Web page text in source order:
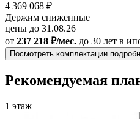
4 369 068 ₽
Держим сниженные
цены до 31.08.26
от 237 218 ₽/мес. до 30 лет в
Посмотреть комплектации
Рекомендуемая
1 этаж